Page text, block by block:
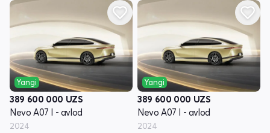
Yangi
389 600 000 UZS
Nevo A07 I - avlod
2024
Yangi
389 600 000 UZS
Nevo A07 I - avlod
2024